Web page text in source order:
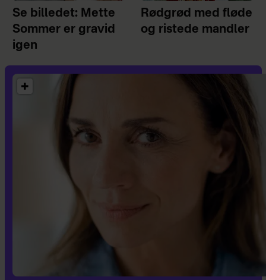
Se billedet: Mette
Sommer er gravid
igen
Rødgrød med fløde
og ristede mandler